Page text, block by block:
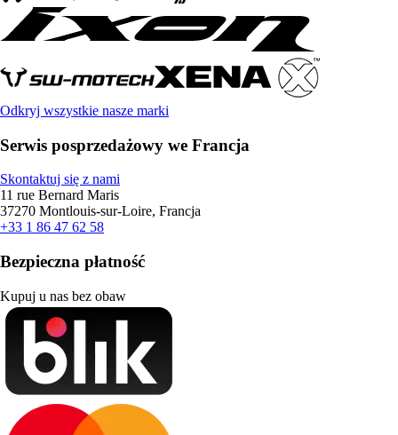
Odkryj wszystkie nasze marki
Serwis posprzedażowy we Francja
Skontaktuj się z nami
11 rue Bernard Maris
37270 Montlouis-sur-Loire, Francja
+33 1 86 47 62 58
Bezpieczna płatność
Kupuj u nas bez obaw